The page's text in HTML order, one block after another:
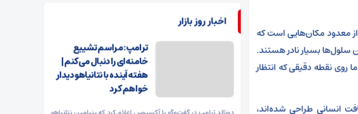
از معدود مکان‌هایی است که
سلول‌ها بسیار نادر هستند.
روی نقطه دقیقی که انتظار
انسانی طراحی شده‌اند،
اخبار روز بازار
ترامپ: مراسم تشییع
خامنه‌ای را دنبال می‌کنم |
هفته آینده با نتانیاهو دیدار
خواهم کرد